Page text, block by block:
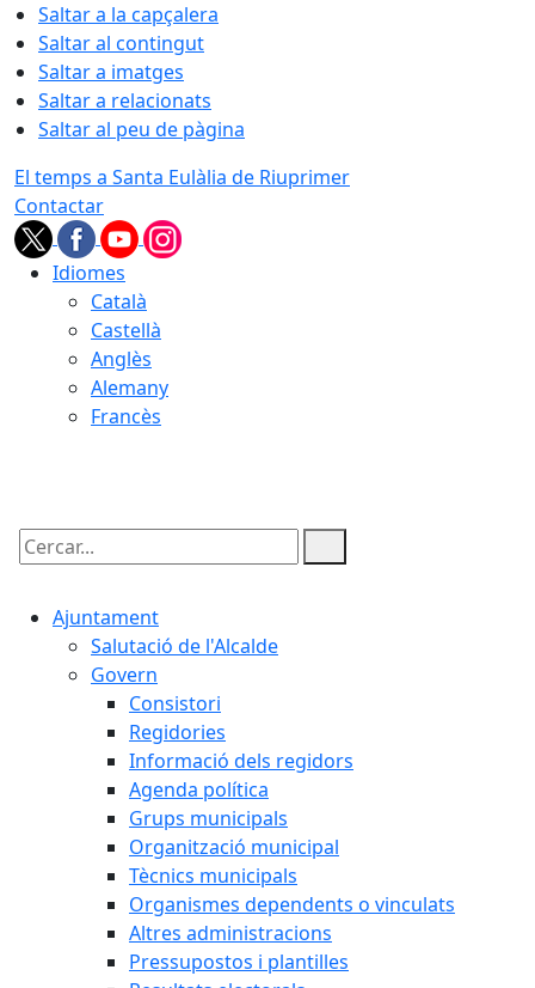
Saltar a la capçalera
Saltar al contingut
Saltar a imatges
Saltar a relacionats
Saltar al peu de pàgina
El temps a Santa Eulàlia de Riuprimer
Contactar
Idiomes
Català
Castellà
Anglès
Alemany
Francès
Cercar:
Ajuntament
Salutació de l'Alcalde
Govern
Consistori
Regidories
Informació dels regidors
Agenda política
Grups municipals
Organització municipal
Tècnics municipals
Organismes dependents o vinculats
Altres administracions
Pressupostos i plantilles